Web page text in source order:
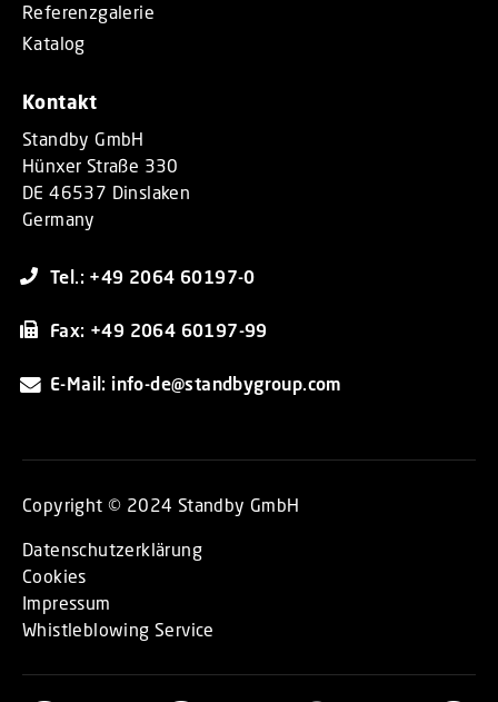
Referenzgalerie
Katalog
Kontakt
Standby GmbH
Hünxer Straße 330
DE 46537 Dinslaken
Germany
Tel.: +49 2064 60197-0
Fax: +49 2064 60197-99
E-Mail: info-de@standbygroup.com
Copyright © 2024 Standby GmbH
Datenschutzerklärung
Cookies
Impressum
Whistleblowing Service